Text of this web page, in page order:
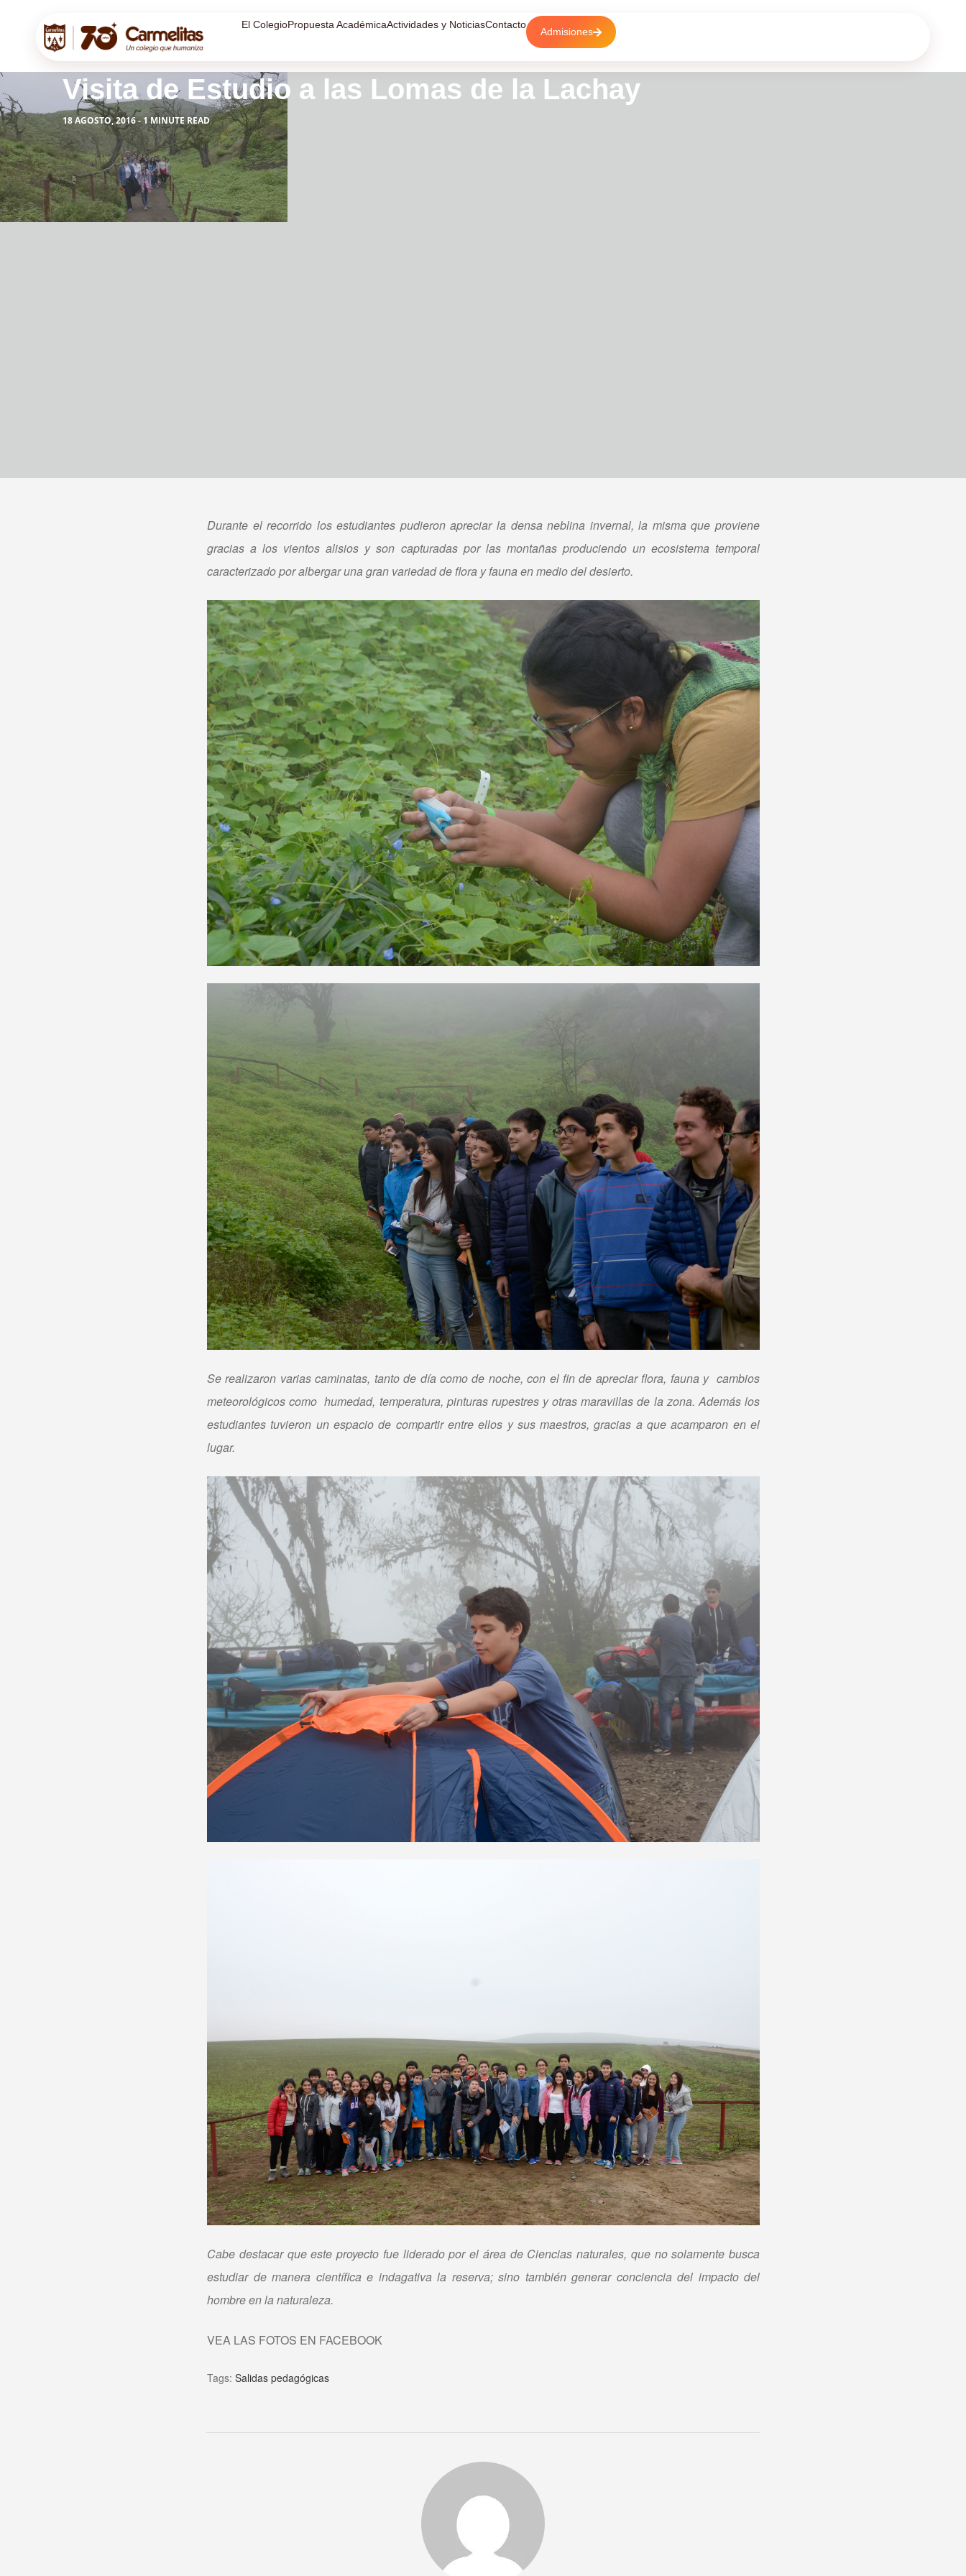
El ColegioPropuesta AcadémicaActividades y NoticiasContacto
Admisiones
Visita de Estudio a las Lomas de la Lachay
18 AGOSTO, 2016 - 1 MINUTE READ
Durante el recorrido los estudiantes pudieron apreciar la densa neblina invernal, la misma que proviene
gracias a los vientos alisios y son capturadas por las montañas produciendo un ecosistema temporal
caracterizado por albergar una gran variedad de flora y fauna en medio del desierto.
Se realizaron varias caminatas, tanto de día como de noche, con el fin de apreciar flora, fauna y cambios
meteorológicos como humedad, temperatura, pinturas rupestres y otras maravillas de la zona.Además los
estudiantes tuvieron un espacio de compartir entre ellos y sus maestros, gracias a que acamparon en el
lugar.
Cabe destacar que este proyecto fue liderado por el área de Ciencias naturales, que no solamente busca
estudiar de manera científica e indagativa la reserva; sino también generar conciencia del impacto del
hombre en la naturaleza.
VEA LAS FOTOS EN FACEBOOK
Tags: Salidas pedagógicas